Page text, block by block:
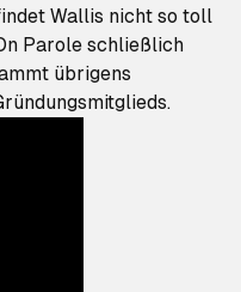
Wallis nicht so toll
Parole schließlich
übrigens